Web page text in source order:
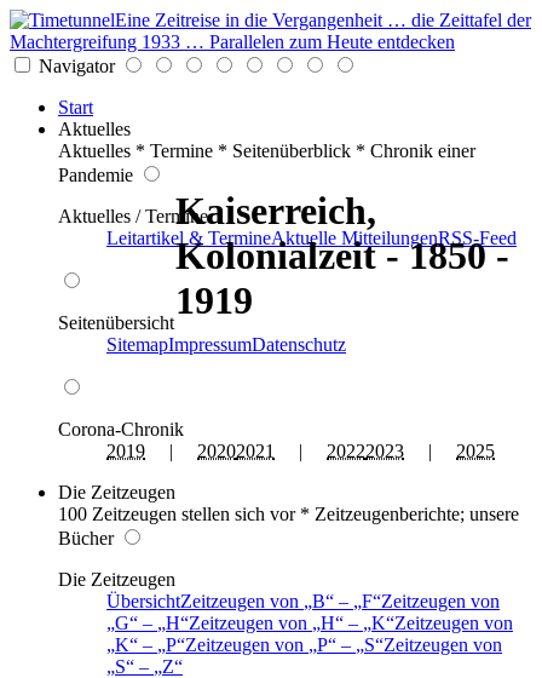
Eine Zeitreise in die Vergangenheit … die Zeittafel der
Machtergreifung 1933 … Parallelen zum Heute entdecken
Navigator
Start
Aktuelles
Aktuelles * Termine * Seitenüberblick * Chronik einer
Pandemie
Aktuelles / Termine
Leitartikel & TermineAktuelle MitteilungenRSS-Feed
Seitenübersicht
SitemapImpressumDatenschutz
Corona-Chronik
2019 | 20202021 | 20222023 | 2025
Die Zeitzeugen
100 Zeitzeugen stellen sich vor * Zeitzeugenberichte; unsere
Bücher
Die Zeitzeugen
ÜbersichtZeitzeugen von B – F Zeitzeugen von
G
– H Zeitzeugen von H – K Zeitzeugen von
K
– P Zeitzeugen von P – S Zeitzeugen von
S
–
Z
Kaiserreich,
Kolonialzeit - 1850 -
1919